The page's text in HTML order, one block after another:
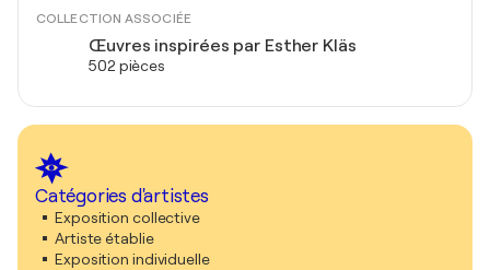
COLLECTION ASSOCIÉE
Œuvres inspirées par Esther Kläs
502 pièces
Catégories d'artistes
Exposition collective
Artiste établie
Exposition individuelle